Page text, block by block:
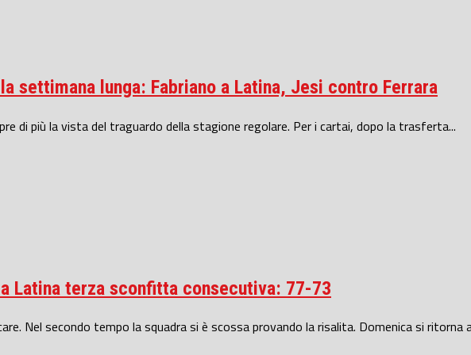
settimana lunga: Fabriano a Latina, Jesi contro Ferrara
di più la vista del traguardo della stagione regolare. Per i cartai, dopo la trasferta...
Latina terza sconfitta consecutiva: 77-73
Nel secondo tempo la squadra si è scossa provando la risalita. Domenica si ritorna